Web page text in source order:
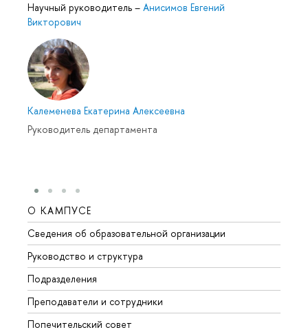
Научный руководитель – Анисимов Евгений
Викторович
Калеменева Екатерина Алексеевна
Руководитель департамента
О КАМПУСЕ
Сведения об образовательной организации
Руководство и структура
Подразделения
Преподаватели и сотрудники
Попечительский совет